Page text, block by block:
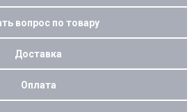
вопрос по товару
Доставка
Оплата